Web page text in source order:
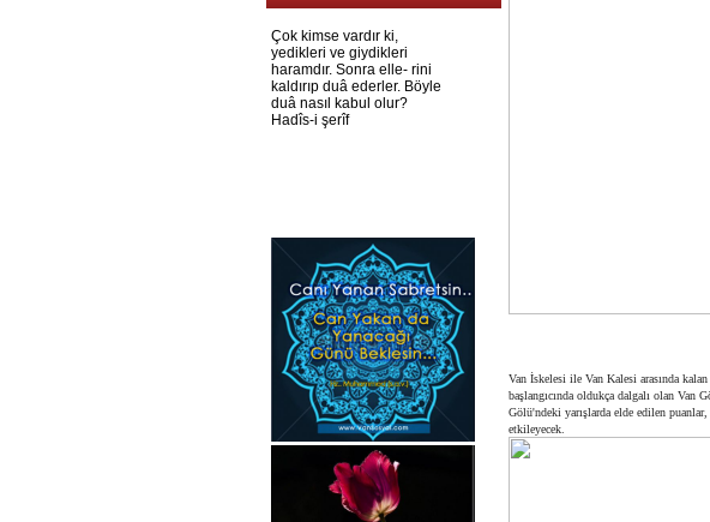
Van İskelesi ile Van Kalesi arasında
başlangıcında oldukça dalgalı olan Van
Gölü'ndeki yarışlarda elde edilen
etkileyecek.